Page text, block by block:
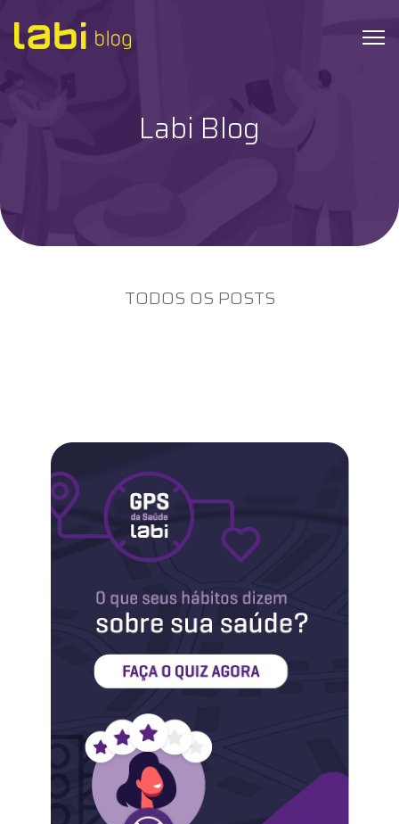
Dicas de Saúde
Maternidade
Novidades do Labi
Saúde da Mulher
Saúde do Homem
Sobre o Labi
Conheça o Labi
Labi Blog
TODOS OS POSTS